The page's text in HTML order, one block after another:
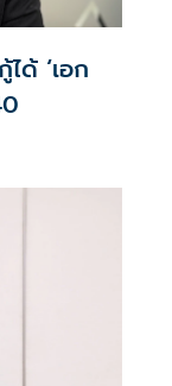
ด้ ‘เอก